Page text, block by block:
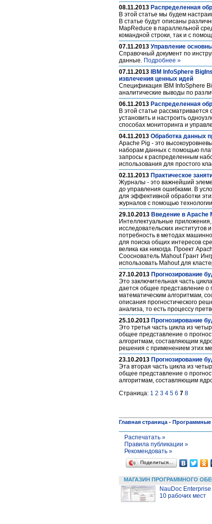
08.11.2013 Распределенная
В этой статье мы будем
В статье будут описаны
MapReduce в параллельной
командной строки, так и с
07.11.2013 Управление
Справочный документ по
данные. Подробнее »
07.11.2013 IBM InfoSphere
извлечения ценных идей
Спецификация IBM InfoSphere
аналитические выводы по
06.11.2013 Распределенная
В этой статье
установить и настроить
способах мониторинга и
04.11.2013 Обработка данных
Apache Pig - это
наборам данных с помощью
запросы к распределенным
использования для простого
02.11.2013 Практическое
Журналы - это важнейший
до управления ошибками. В
для эффективной обработки
журналов с помощью
29.10.2013 Введение в Apache
Интеллектуальные
исследовательских
потребность в методах
для поиска общих интересов
велика как никогда. Проект
Сооснователь Mahout Грант
использовать Mahout для
27.10.2013 Прогнозирование
Это заключительная часть
дается общее представление о
математическим алгоритмам,
описания прогностического
анализа, то есть процессу
25.10.2013 Прогнозирование
Это третья часть цикла из
общее представление о
алгоритмам, составляющим ядро
решения с применением этих
23.10.2013 Прогнозирование
Эта вторая часть цикла из
общее представление о
алгоритмам, составляющим
Страница: 1 2 3 4 5 6 7 8
Главная страница - Программные
Распечатать »
Правила публикации »
Рекомендовать »
Поделиться…
МАГАЗИН ПРОГРАММНОГО
NauDoc Enterprise
10 рабочих мест